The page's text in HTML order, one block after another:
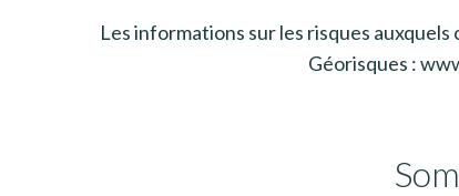
Les informations sur les risques
Géorisques :